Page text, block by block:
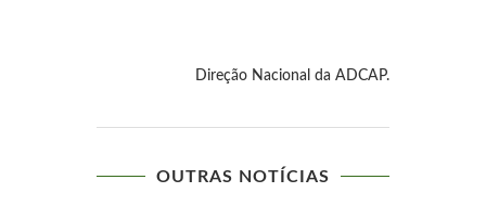
Direção Nacional da ADCAP.
OUTRAS NOTÍCIAS